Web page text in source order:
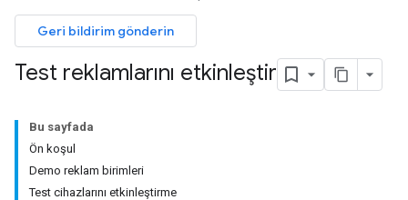
Geri bildirim gönderin
Test reklamlarını etkinleştir
Bu sayfada
Ön koşul
Demo reklam birimleri
Test cihazlarını etkinleştirme